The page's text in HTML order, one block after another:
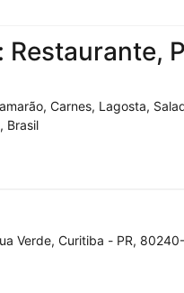
Carnes, Lagosta,
Brasil
Verde, Curitiba - PR,